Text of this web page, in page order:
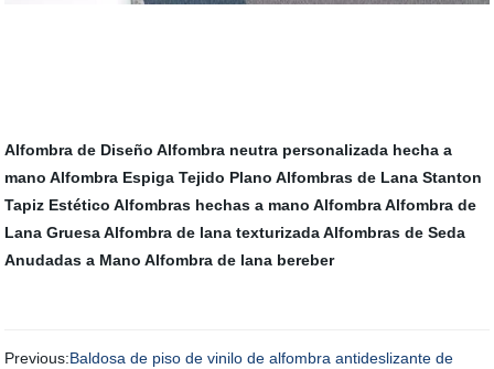
Alfombra de Diseño Alfombra neutra personalizada hecha a
mano Alfombra Espiga Tejido Plano Alfombras de Lana Stanton
Tapiz Estético Alfombras hechas a mano Alfombra Alfombra de
Lana Gruesa Alfombra de lana texturizada Alfombras de Seda
Anudadas a Mano Alfombra de lana bereber
Previous:Baldosa de piso de vinilo de alfombra antideslizante de